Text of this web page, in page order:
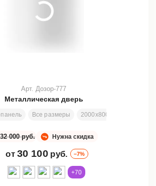
Металлическая дверь
Все размеры 2000х800 мм
Арт. Дозор-777
Нужна скидка
32 000 руб.
от 30 100 руб. –7%
+70